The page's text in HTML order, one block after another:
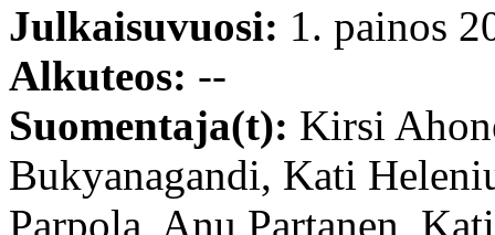
Julkaisuvuosi: 1. painos
Alkuteos: --
Suomentaja(t): Kirsi
Bukyanagandi, Kati
Parpola, Anu Partanen,